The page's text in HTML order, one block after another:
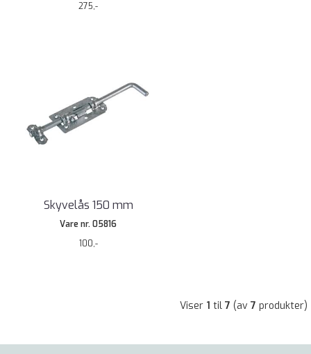
275,-
Skyvelås 150 mm
Vare nr. 05816
100,-
Viser 1 til 7 (av 7 produkter)